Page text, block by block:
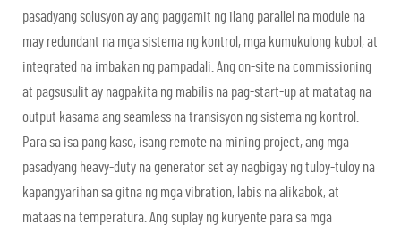
pasadyang solusyon ay ang paggamit ng ilang parallel na module na
may redundant na mga sistema ng kontrol, mga kumukulong kubol, at
integrated na imbakan ng pampadali. Ang on-site na commissioning
at pagsusulit ay nagpakita ng mabilis na pag-start-up at matatag na
output kasama ang seamless na transisyon ng sistema ng kontrol.
Para sa isa pang kaso, isang remote na mining project, ang mga
pasadyang heavy-duty na generator set ay nagbigay ng tuloy-tuloy na
kapangyarihan sa gitna ng mga vibration, labis na alikabok, at
mataas na temperatura. Ang suplay ng kuryente para sa mga